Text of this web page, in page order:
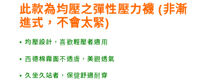
此款為均壓之彈性壓力襪 (非漸
進式，不會太緊)
• 均壓設計，喜歡輕壓者適用
• 西德棉霧面不透膚，美觀透氣
• 久坐久站者，保健舒適耐穿